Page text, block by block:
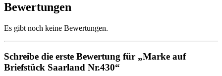
Bewertungen
Es gibt noch keine Bewertungen.
Schreibe die erste Bewertung für „Marke auf
Briefstück Saarland Nr.430“